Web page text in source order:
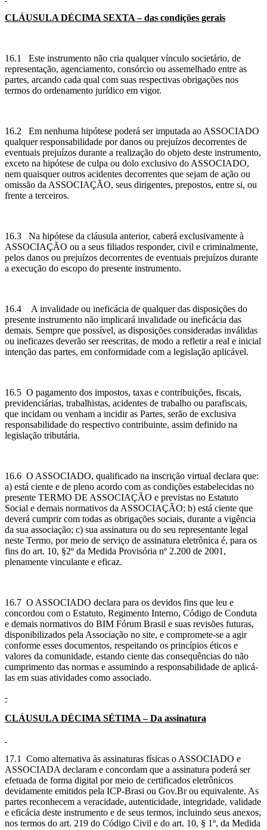
CLÁUSULA DÉCIMA SEXTA – das condições gerais
16.1 Este instrumento não cria qualquer vínculo societário, de
representação, agenciamento, consórcio ou assemelhado entre as
partes, arcando cada qual com suas respectivas obrigações nos
termos do ordenamento jurídico em vigor.
16.2 Em nenhuma hipótese poderá ser imputada ao ASSOCIADO
qualquer responsabilidade por danos ou prejuízos decorrentes de
eventuais prejuízos durante a realização do objeto deste instrumento,
exceto na hipótese de culpa ou dolo exclusivo do ASSOCIADO,
nem quaisquer outros acidentes decorrentes que sejam de ação ou
omissão da ASSOCIAÇÃO, seus dirigentes, prepostos, entre si, ou
frente a terceiros.
16.3 Na hipótese da cláusula anterior, caberá exclusivamente à
ASSOCIAÇÃO ou a seus filiados responder, civil e criminalmente,
pelos danos ou prejuízos decorrentes de eventuais prejuízos durante
a execução do escopo do presente instrumento.
16.4 A invalidade ou ineficácia de qualquer das disposições do
presente instrumento não implicará invalidade ou ineficácia das
demais. Sempre que possível, as disposições consideradas inválidas
ou ineficazes deverão ser reescritas, de modo a refletir a real e inicial
intenção das partes, em conformidade com a legislação aplicável.
16.5 O pagamento dos impostos, taxas e contribuições, fiscais,
previdenciárias, trabalhistas, acidentes de trabalho ou parafiscais,
que incidam ou venham a incidir as Partes, serão de exclusiva
responsabilidade do respectivo contribuinte, assim definido na
legislação tributária.
16.6 O ASSOCIADO, qualificado na inscrição virtual declara que:
a) está ciente e de pleno acordo com as condições estabelecidas no
presente TERMO DE ASSOCIAÇÃO e previstas no Estatuto
Social e demais normativos da ASSOCIAÇÃO; b) está ciente que
deverá cumprir com todas as obrigações sociais, durante a vigência
da sua associação; c) sua assinatura ou do seu representante legal
neste Termo, por meio de serviço de assinatura eletrônica é, para os
fins do art. 10, §2º da Medida Provisória nº 2.200 de 2001,
plenamente vinculante e eficaz.
16.7 O ASSOCIADO declara para os devidos fins que leu e
concordou com o Estatuto, Regimento Interno, Código de Conduta
e demais normativos do BIM Fórum Brasil e suas revisões futuras,
disponibilizados pela Associação no site, e compromete-se a agir
conforme esses documentos, respeitando os princípios éticos e
valores da comunidade, estando ciente das consequências do não
cumprimento das normas e assumindo a responsabilidade de aplicá-
las em suas atividades como associado.
CLÁUSULA DÉCIMA SÉTIMA – Da assinatura
17.1 Como alternativa às assinaturas físicas o ASSOCIADO e
ASSOCIADA declaram e concordam que a assinatura poderá ser
efetuada de forma digital por meio de certificados eletrônicos
devidamente emitidos pela ICP-Brasi ou Gov.Br ou equivalente. As
partes reconhecem a veracidade, autenticidade, integridade, validade
e eficácia deste instrumento e de seus termos, incluindo seus anexos,
nos termos do art. 219 do Código Civil e do art. 10, § 1º, da Medida